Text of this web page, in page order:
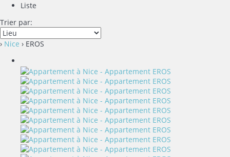
Liste
Trier par:
› Nice › EROS